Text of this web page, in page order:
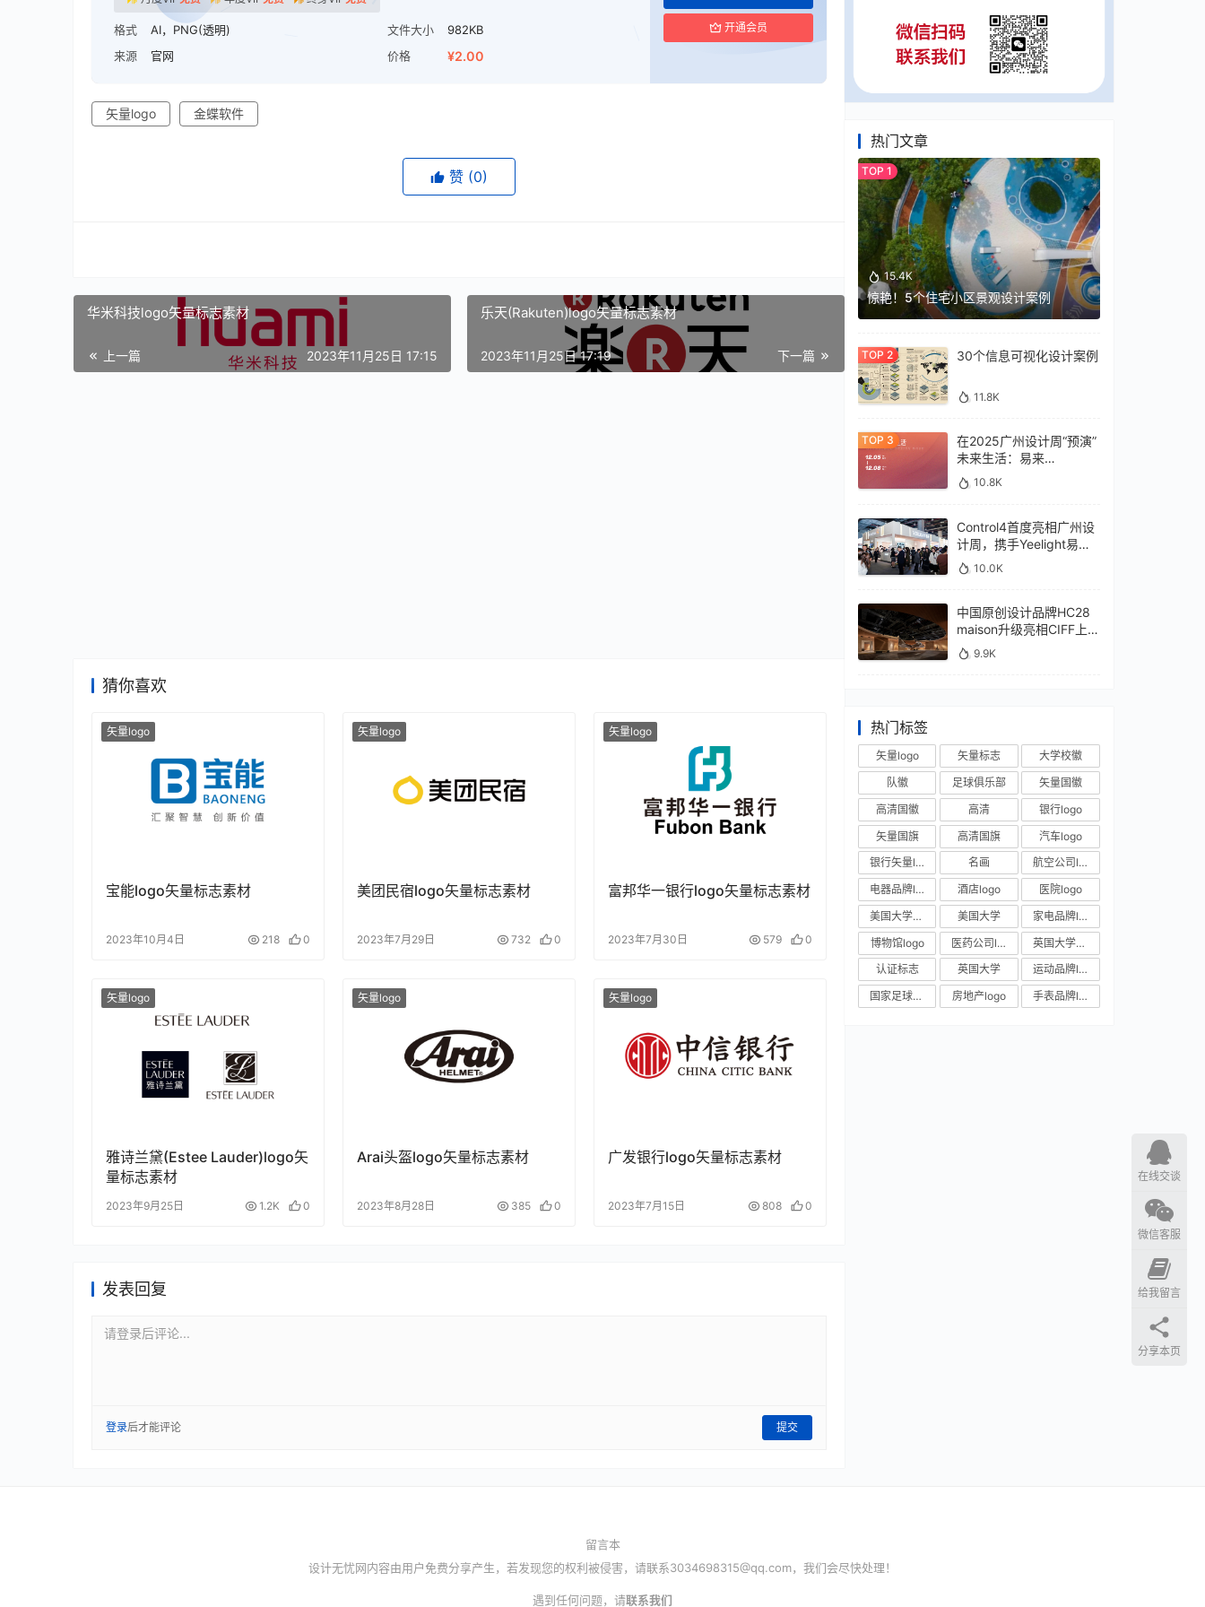
格式 AI，PNG(透明) 文件大小
982KB
来源
官网 价格 ¥2.00
开通会员
矢量logo 金蝶软件
赞 (0)
华米科技logo矢量标志素材
上一篇 2023年11月25日 17:15
乐天(Rakuten)logo矢量标志素材
下一篇
2023年11月25日 17:19
猜你喜欢
矢量logo
宝能logo矢量标志素材
2023年10月4日 218 0
矢量logo
美团民宿logo矢量标志素材
2023年7月29日 732 0
矢量logo
富邦华一银行logo矢量标志素材
2023年7月30日 579 0
矢量logo
雅诗兰黛(Estee Lauder)logo矢
量标志素材
2023年9月25日 1.2K 0
矢量logo
Arai头盔logo矢量标志素材
2023年8月28日 385 0
矢量logo
广发银行logo矢量标志素材
2023年7月15日 808 0
发表回复
请登录后评论...
登录后才能评论 提交
热门文章
15.4K
惊艳！5个住宅小区景观设计案例
30个信息可视化设计案例
11.8K
在2025广州设计周“预演”
未来生活：易来
xControl4展位待您亲鉴
10.8K
Control4首度亮相广州设
计周，携手Yeelight易来
深化本土战略
10.0K
中国原创设计品牌HC28
maison升级亮相CIFF上
海，汇聚设计巨擘
9.9K
热门标签
矢量logo 矢量标志
大学校徽
队徽
足球俱乐部
矢量国徽
高清国徽
高清
银行logo
矢量国旗
高清国旗
汽车logo
银行矢量logo
名画
航空公司logo
电器品牌logo
酒店logo
医院logo
美国大学校徽
美国大学
家电品牌logo
博物馆logo
医药公司logo
英国大学校徽
认证标志
英国大学
运动品牌logo
国家足球队队徽
房地产logo 手表品牌logo
留言本
设计无忧网内容由用户免费分享产生，若发现您的权利被侵害，请联系3034698315@qq.com，我们会尽快处理！
遇到任何问题，请联系我们
在线交谈
微信客服
给我留言
分享本页